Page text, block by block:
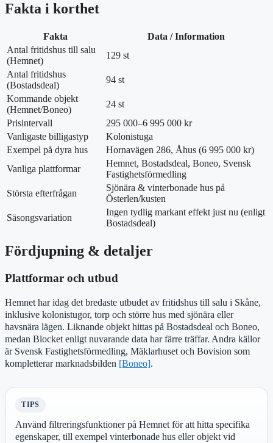
Fakta i korthet
Fakta
Data / Information
Antal fritidshus till salu
(Hemnet)
129 st
Antal fritidshus
(Bostadsdeal)
94 st
Kommande objekt
(Hemnet/Boneo)
24 st
Prisintervall
295 000–6 995 000 kr
Vanligaste billigastyp
Kolonistuga
Exempel på dyra hus
Hornavägen 286, Åhus (6 995 000 kr)
Vanliga plattformar
Hemnet, Bostadsdeal, Boneo, Svensk
Fastighetsförmedling
Största efterfrågan
Sjönära & vinterbonade hus på
Österlen/kusten
Säsongsvariation
Ingen tydlig markant effekt just nu (enligt
Bostadsdeal)
Fördjupning & detaljer
Plattformar och utbud
Hemnet har idag det bredaste utbudet av fritidshus till salu i Skåne,
inklusive kolonistugor, torp och större hus med sjönära eller
havsnära lägen. Liknande objekt hittas på Bostadsdeal och Boneo,
medan Blocket enligt nuvarande data har färre träffar. Andra källor
är Svensk Fastighetsförmedling, Mäklarhuset och Bovision som
kompletterar marknadsbilden [Boneo].
TIPS
Använd filtreringsfunktioner på Hemnet för att hitta specifika
egenskaper, till exempel vinterbonade hus eller objekt vid